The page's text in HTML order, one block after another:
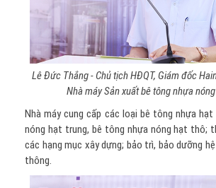
Lê Đức Thắng - Chủ tịch HĐQT, Giám đốc
Nhà máy Sản xuất bê tông nhựa
Nhà máy cung cấp các loại bê tông nhựa
nóng hạt trung, bê tông nhựa nóng hạt thô;
các hạng mục xây dựng; bảo trì, bảo dưỡng
thông.